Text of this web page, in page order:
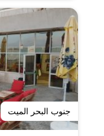
جنوب البحر الميت